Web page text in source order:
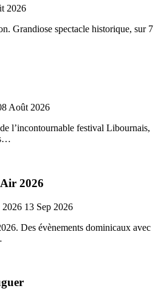
2026
Grandiose spectacle historique, sur 7
Août 2026
l’incontournable festival Libournais,
2026
2026 13 Sep 2026
Des évènements dominicaux avec